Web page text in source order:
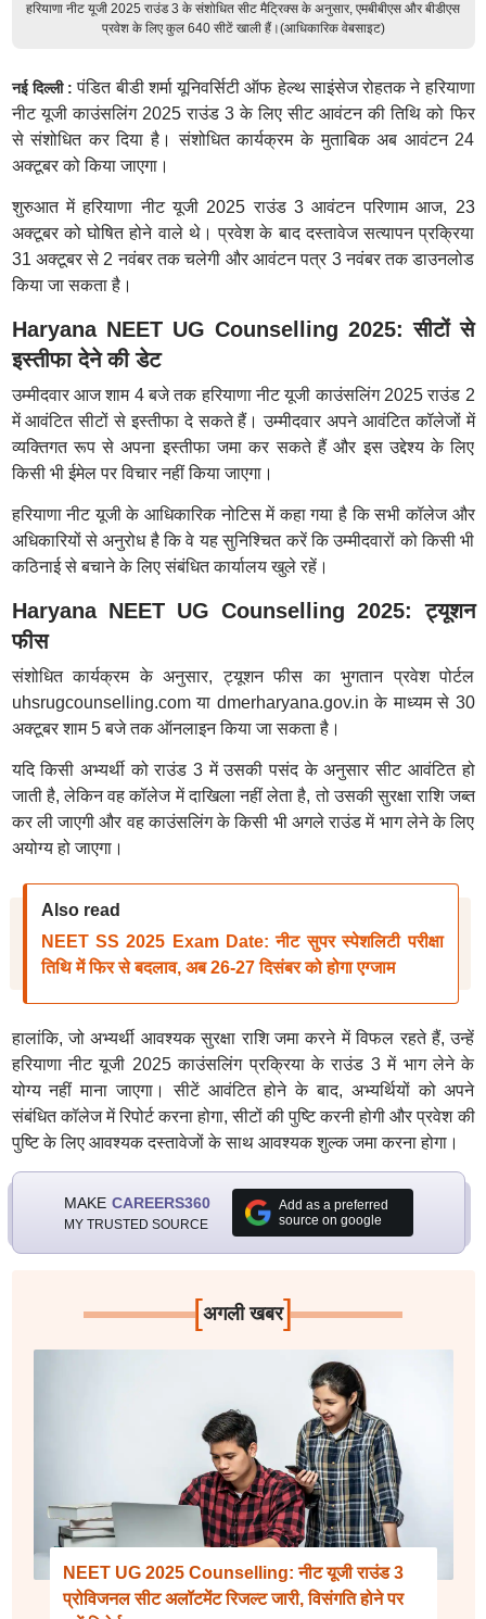
हरियाणा नीट यूजी 2025 राउंड 3 के संशोधित सीट मैट्रिक्स के अनुसार, एमबीबीएस और बीडीएस
प्रवेश के लिए कुल 640 सीटें खाली हैं।(आधिकारिक वेबसाइट)
नई दिल्ली : पंडित बीडी शर्मा यूनिवर्सिटी ऑफ हेल्थ साइंसेज रोहतक ने हरियाणा
नीट यूजी काउंसलिंग 2025 राउंड 3 के लिए सीट आवंटन की तिथि को फिर
से संशोधित कर दिया है। संशोधित कार्यक्रम के मुताबिक अब आवंटन 24
अक्टूबर को किया जाएगा।
शुरुआत में हरियाणा नीट यूजी 2025 राउंड 3 आवंटन परिणाम आज, 23
अक्टूबर को घोषित होने वाले थे। प्रवेश के बाद दस्तावेज सत्यापन प्रक्रिया
31 अक्टूबर से 2 नवंबर तक चलेगी और आवंटन पत्र 3 नवंबर तक डाउनलोड
किया जा सकता है।
Haryana NEET UG Counselling 2025: सीटों से
इस्तीफा देने की डेट
उम्मीदवार आज शाम 4 बजे तक हरियाणा नीट यूजी काउंसलिंग 2025 राउंड 2
में आवंटित सीटों से इस्तीफा दे सकते हैं। उम्मीदवार अपने आवंटित कॉलेजों में
व्यक्तिगत रूप से अपना इस्तीफा जमा कर सकते हैं और इस उद्देश्य के लिए
किसी भी ईमेल पर विचार नहीं किया जाएगा।
हरियाणा नीट यूजी के आधिकारिक नोटिस में कहा गया है कि सभी कॉलेज और
अधिकारियों से अनुरोध है कि वे यह सुनिश्चित करें कि उम्मीदवारों को किसी भी
कठिनाई से बचाने के लिए संबंधित कार्यालय खुले रहें।
Haryana NEET UG Counselling 2025: ट्यूशन
फीस
संशोधित कार्यक्रम के अनुसार, ट्यूशन फीस का भुगतान प्रवेश पोर्टल
uhsrugcounselling.com या dmerharyana.gov.in के माध्यम से 30
अक्टूबर शाम 5 बजे तक ऑनलाइन किया जा सकता है।
यदि किसी अभ्यर्थी को राउंड 3 में उसकी पसंद के अनुसार सीट आवंटित हो
जाती है, लेकिन वह कॉलेज में दाखिला नहीं लेता है, तो उसकी सुरक्षा राशि जब्त
कर ली जाएगी और वह काउंसलिंग के किसी भी अगले राउंड में भाग लेने के लिए
अयोग्य हो जाएगा।
Also read
NEET SS 2025 Exam Date: नीट सुपर स्पेशलिटी परीक्षा
तिथि में फिर से बदलाव, अब 26-27 दिसंबर को होगा एग्जाम
हालांकि, जो अभ्यर्थी आवश्यक सुरक्षा राशि जमा करने में विफल रहते हैं, उन्हें
हरियाणा नीट यूजी 2025 काउंसलिंग प्रक्रिया के राउंड 3 में भाग लेने के
योग्य नहीं माना जाएगा। सीटें आवंटित होने के बाद, अभ्यर्थियों को अपने
संबंधित कॉलेज में रिपोर्ट करना होगा, सीटों की पुष्टि करनी होगी और प्रवेश की
पुष्टि के लिए आवश्यक दस्तावेजों के साथ आवश्यक शुल्क जमा करना होगा।
MAKE CAREERS360
MY TRUSTED SOURCE
Add as a preferred
source on google
[अगली खबर]
NEET UG 2025 Counselling: नीट यूजी राउंड 3
प्रोविजनल सीट अलॉटमेंट रिजल्ट जारी, विसंगति होने पर